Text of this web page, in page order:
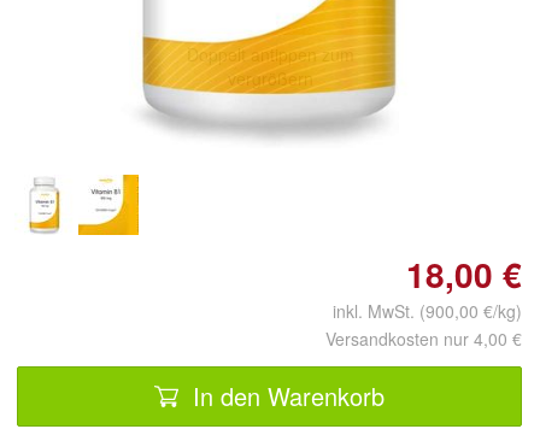
Doppelt antippen zum
vergrößern
18,00 €
inkl. MwSt. (900,00 €/kg)
Versandkosten nur 4,00 €
In den Warenkorb